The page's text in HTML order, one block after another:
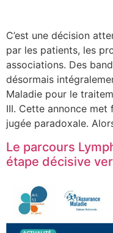
C’est une décision
par les patients, les
associations. Des
désormais
Maladie pour le
III. Cette annonce
jugée paradoxale.
Le parcours
étape décisive